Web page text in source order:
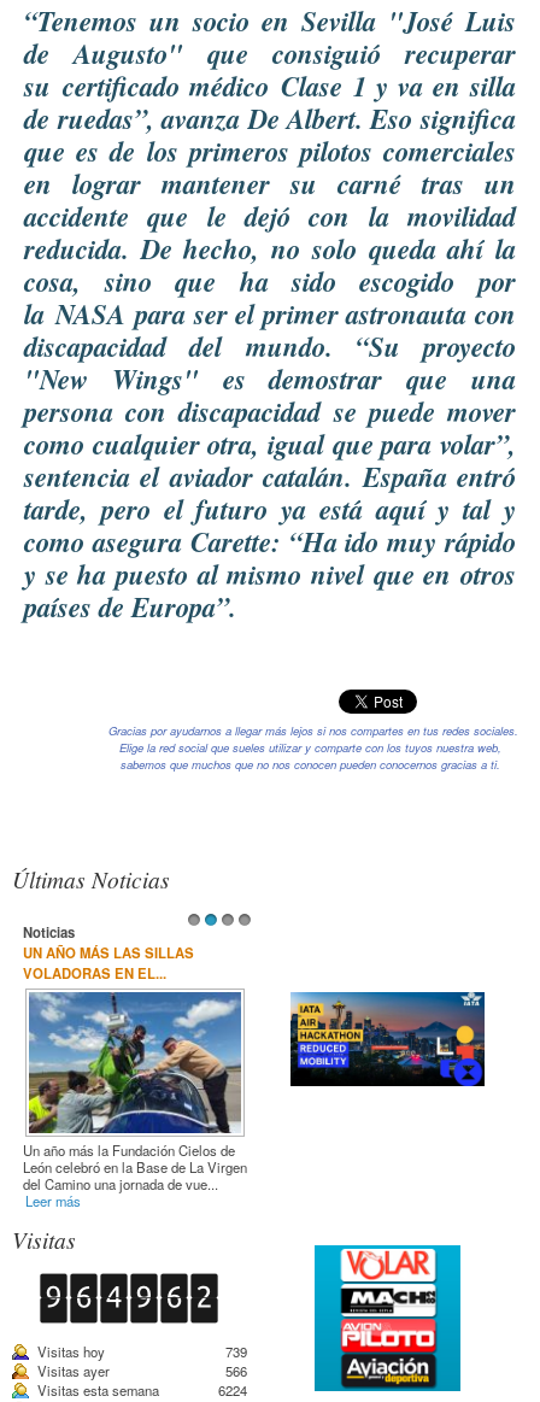
“Tenemos un socio en Sevilla "José Luis
de Augusto" que consiguió recuperar
su certificado médico Clase 1 y va en silla
de ruedas”, avanza De Albert. Eso significa
que es de los primeros pilotos comerciales
en lograr mantener su carné tras un
accidente que le dejó con la movilidad
reducida. De hecho, no solo queda ahí la
cosa, sino que ha sido escogido por
laNASA para ser el primer astronauta con
discapacidad del mundo. “Su proyecto
"New Wings" es demostrar que una
persona con discapacidad se puede mover
como cualquier otra, igual que para volar”,
sentencia el aviador catalán. España entró
tarde, pero el futuro ya está aquí y tal y
como asegura Carette: “Ha ido muy rápido
y se ha puesto al mismo nivel que en otros
países de Europa”.
Gracias por ayudarnos a llegar más lejos si nos compartes en tus redes sociales.
Elige la red social que sueles utilizar y comparte con los tuyos nuestra web,
sabemos que muchos que no nos conocen pueden conocernos gracias a ti.
Recursos adicionales (columna derecha)
Últimas Noticias
Noticias
ELISABETH HEILMEYER EN LA
REUNIÓN ANUAL DE LA...
Elisabeth Heilmeyer como presidenta
de Las Sillas Voladoras, estuvo
presente en la reunión que tuvo ...
Leer más
Visitas
Visitas hoy
739
Visitas ayer
566
Visitas esta semana
6224